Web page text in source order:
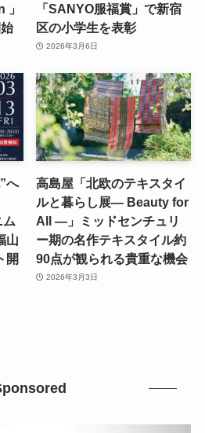
「SANYO服福賞」で新宿
区の小学生を表彰
2026年3月6日
へ
山
開
高島屋「北欧のテキスタイ
ルと暮らし展― Beauty for
All ―」ミッドセンチュリ
ー期の名作テキスタイル約
90点が観られる貴重な機会
2026年3月3日